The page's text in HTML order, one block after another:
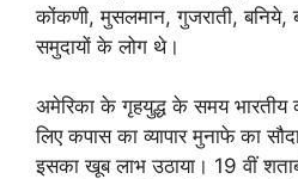
कोंकणी, मुसलमान, गुजराती, बनिये,
समुदायों के लोग थे।
अमेरिका के गृहयुद्ध के समय भारतीय
लिए कपास का व्यापार मुनाफे का
इसका खूब लाभ उठाया। 19 वीं